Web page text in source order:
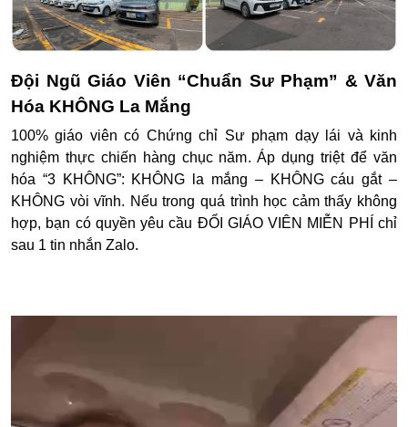
Đội Ngũ Giáo Viên “Chuẩn Sư Phạm” & Văn
Hóa KHÔNG La Mắng
100% giáo viên có Chứng chỉ Sư phạm dạy lái và kinh
nghiệm thực chiến hàng chục năm.Áp dụng triệt để văn
hóa “3 KHÔNG”: KHÔNG la mắng – KHÔNG cáu gắt –
KHÔNG vòi vĩnh. Nếu trong quá trình học cảm thấy không
hợp, bạn có quyền yêu cầu ĐỔI GIÁO VIÊN MIỄN PHÍ
chỉ
sau 1 tin nhắn Zalo.